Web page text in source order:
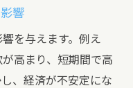
響
を与えます。例え
高まり、短期間で高
、経済が不安定にな